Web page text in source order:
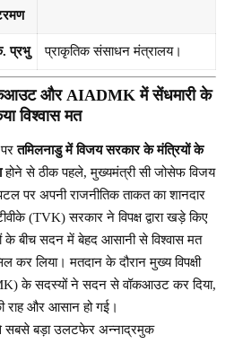
प्रभु प्राकृतिक संसाधन मंत्रालय।
और AIADMK में सेंधमारी के
विश्वास मत
परतमिलनाडु में विजय सरकार के मंत्रियों के
होने से ठीक पहले, मुख्यमंत्री सी जोसेफ विजय
पर अपनी राजनीतिक ताकत का शानदार
(TVK) सरकार ने विपक्ष द्वारा खड़े किए
के बीच सदन में बेहद आसानी से विश्वास मत
कर लिया। मतदान के दौरान मुख्य विपक्षी
के सदस्यों ने सदन से वॉकआउट कर दिया,
राह और आसान हो गई।
सबसे बड़ा उलटफेर अन्नाद्रमुक